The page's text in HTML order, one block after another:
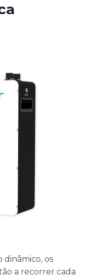
dinâmico, os
a recorrer cada